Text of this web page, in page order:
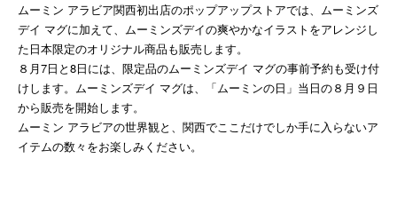
ムーミン アラビア関西初出店のポップアップストアでは、ムーミンズ
デイ マグに加えて、ムーミンズデイの爽やかなイラストをアレンジし
た日本限定のオリジナル商品も販売します。
８月7日と8日には、限定品のムーミンズデイ マグの事前予約も受け付
けします。ムーミンズデイ マグは、「ムーミンの日」当日の８月９日
から販売を開始します。
ムーミン アラビアの世界観と、関西でここだけでしか手に入らないア
イテムの数々をお楽しみください。